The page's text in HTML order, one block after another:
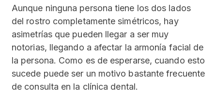
Aunque ninguna persona tiene los dos lados
del rostro completamente simétricos, hay
asimetrías que pueden llegar a ser muy
notorias, llegando a afectar la armonía facial de
la persona. Como es de esperarse, cuando esto
sucede puede ser un motivo bastante frecuente
de consulta en la clínica dental.